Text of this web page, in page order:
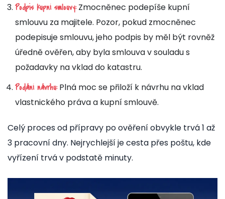
Podpis kupní smlouvy:Zmocněnec podepíše kupní
smlouvu za majitele. Pozor, pokud zmocněnec
podepisuje smlouvu, jeho podpis by měl být rovněž
úředně ověřen, aby byla smlouva v souladu s
požadavky na vklad do katastru.
Podání návrhu:Plná moc se přiloží k návrhu na vklad
vlastnického práva a kupní smlouvě.
Celý proces od přípravy po ověření obvykle trvá 1 až
3 pracovní dny. Nejrychlejší je cesta přes poštu, kde
vyřízení trvá v podstatě minuty.